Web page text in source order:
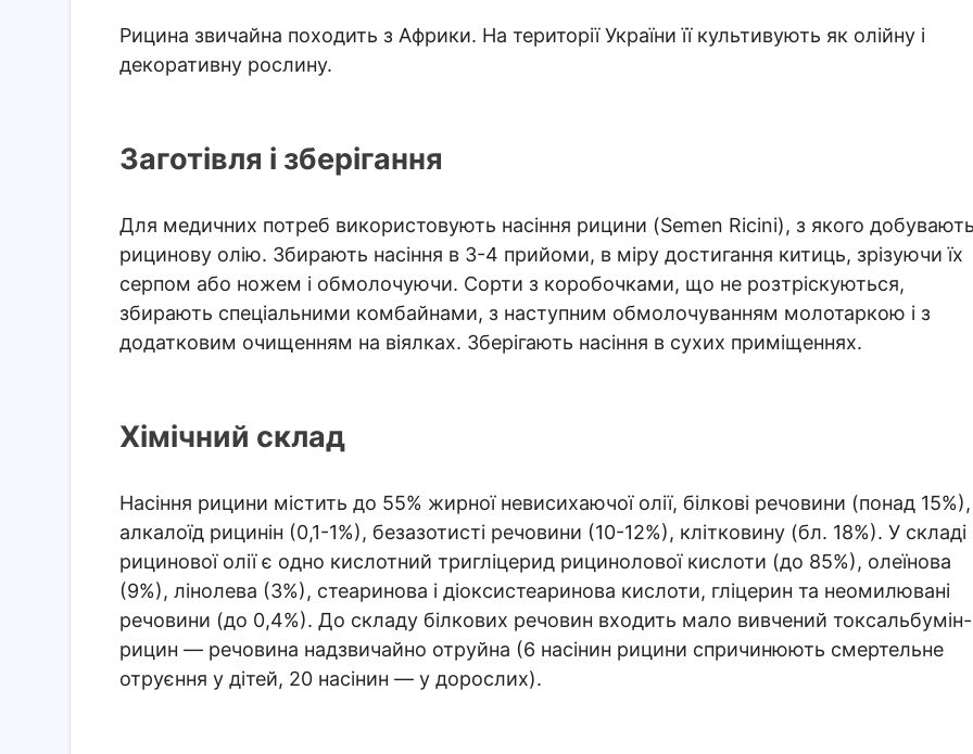
Рицина звичайна походить з Африки. На території України її культивують як олійну і
декоративну рослину.
Заготівля і зберігання
Для медичних потреб використовують насіння рицини (Semen Ricini), з якого
рицинову олію. Збирають насіння в 3-4 прийоми, в міру достигання китиць, зрізуючи їх
серпом або ножем і обмолочуючи. Сорти з коробочками, що не розтріскуються,
збирають спеціальними комбайнами, з наступним обмолочуванням молотаркою і з
додатковим очищенням на віялках. Зберігають насіння в сухих приміщеннях.
Хімічний склад
Насіння рицини містить до 55% жирної невисихаючої олії, білкові речовини (понад 15%),
алкалоїд рицинін (0,1-1%), безазотисті речовини (10-12%), клітковину (бл. 18%). У складі
рицинової олії є одно кислотний тригліцерид рицинолової кислоти (до 85%), олеїнова
(9%), лінолева (3%), стеаринова і діоксистеаринова кислоти, гліцерин та неомилювані
речовини (до 0,4%). До складу білкових речовин входить мало вивчений токсальбумін-
рицин — речовина надзвичайно отруйна (6 насінин рицини спричинюють смертельне
отруєння у дітей, 20 насінин — у дорослих).